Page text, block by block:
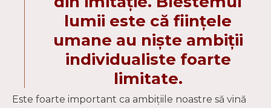
lumii este că ființele
umane au niște ambiții
individualiste foarte
limitate.
Este foarte important ca ambițiile noastre să vină